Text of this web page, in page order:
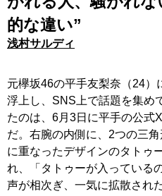
的な違い”
浅村サルディ
元欅坂46の平手友梨奈（24）
浮上し、SNS上で話題を集め
たのは、6月3日に平手の公式
だ。右腕の内側に、2つの三
に重なったデザインのタトゥ
れ、「タトゥーが入っている
声が相次ぎ、一気に拡散された